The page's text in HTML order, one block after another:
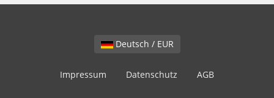
Deutsch / EUR
Impressum Datenschutz AGB